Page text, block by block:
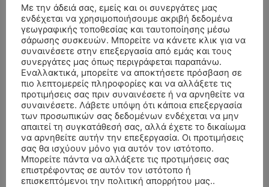
Με την άδειά σας, εμείς και οι συνεργάτες μας
ενδέχεται να χρησιμοποιήσουμε ακριβή δεδομένα
γεωγραφικής τοποθεσίας και ταυτοποίησης μέσω
σάρωσης συσκευών. Μπορείτε να κάνετε κλικ για να
συναινέσετε στην επεξεργασία από εμάς και τους
συνεργάτες μας όπως περιγράφεται παραπάνω.
Εναλλακτικά, μπορείτε να αποκτήσετε πρόσβαση σε
πιο λεπτομερείς πληροφορίες και να αλλάξετε τις
προτιμήσεις σας πριν συναινέσετε ή να αρνηθείτε να
συναινέσετε. Λάβετε υπόψη ότι κάποια επεξεργασία
των προσωπικών σας δεδομένων ενδέχεται να μην
απαιτεί τη συγκατάθεσή σας, αλλά έχετε το δικαίωμα
να αρνηθείτε αυτήν την επεξεργασία. Οι προτιμήσεις
σας θα ισχύουν μόνο για αυτόν τον ιστότοπο.
Μπορείτε πάντα να αλλάξετε τις προτιμήσεις σας
επιστρέφοντας σε αυτόν τον ιστότοπο ή
επισκεπτόμενοι την πολιτική απορρήτου μας..